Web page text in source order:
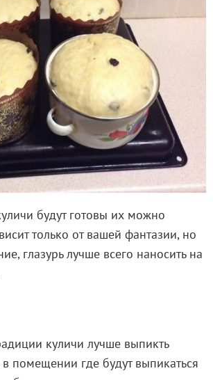
будут готовы их можно
только от вашей фантазии, но
глазурь лучше всего наносить на
куличи лучше выпикть
помещении где будут выпикаться